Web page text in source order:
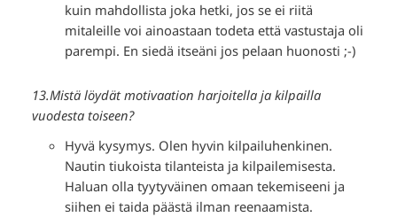
kuin mahdollista joka hetki, jos se ei riitä
mitaleille voi ainoastaan todeta että vastustaja oli
parempi. En siedä itseäni jos pelaan huonosti ;-)
13.Mistä löydät motivaation harjoitella ja kilpailla
vuodesta toiseen?
Hyvä kysymys. Olen hyvin kilpailuhenkinen.
Nautin tiukoista tilanteista ja kilpailemisesta.
Haluan olla tyytyväinen omaan tekemiseeni ja
siihen ei taida päästä ilman reenaamista.